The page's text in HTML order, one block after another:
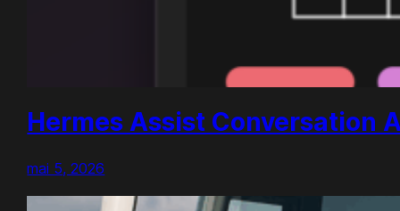
Hermes Assist Conversation
mai 5, 2026